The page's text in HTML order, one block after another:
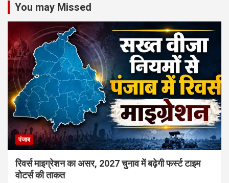
You may Missed
पंजाब
रिवर्स माइग्रेशन का असर, 2027 चुनाव में बढ़ेगी फर्स्ट टाइम
वोटर्स की ताकत